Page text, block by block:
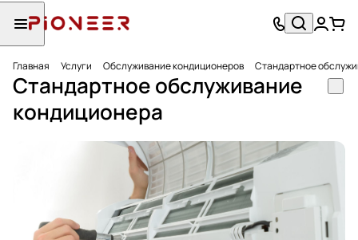
Главная Услуги Обслуживание кондиционеров Стандартное
Стандартное обслуживание
кондиционера